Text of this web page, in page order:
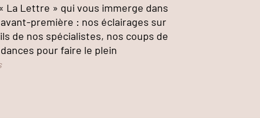
La Lettre » qui vous immerge dans
première : nos éclairages sur
de nos spécialistes, nos coups de
pour faire le plein